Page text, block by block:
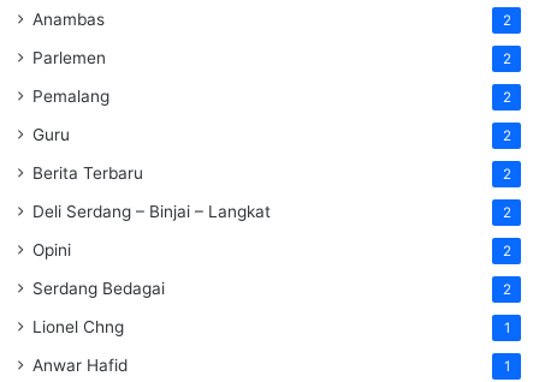
Anambas 2
Parlemen 2
Pemalang 2
Guru 2
Berita Terbaru 2
Deli Serdang – Binjai – Langkat 2
Opini 2
Serdang Bedagai 2
Lionel Chng 1
Anwar Hafid 1